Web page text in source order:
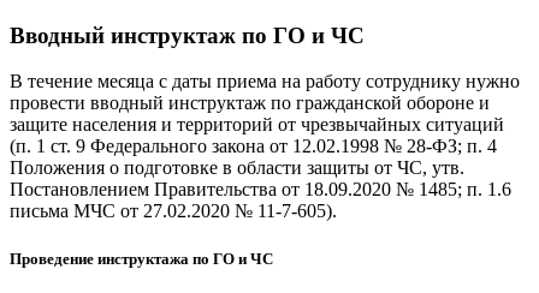
Вводный инструктаж по ГО и ЧС
В течение месяца с даты приема на работу сотруднику нужно
провести вводный инструктаж по гражданской обороне и
защите населения и территорий от чрезвычайных ситуаций
(п. 1 ст. 9 Федерального закона от 12.02.1998 № 28-ФЗ; п. 4
Положения о подготовке в области защиты от ЧС, утв.
Постановлением Правительства от 18.09.2020 № 1485; п. 1.6
письма МЧС от 27.02.2020 № 11-7-605).
Проведение инструктажа по ГО и ЧС